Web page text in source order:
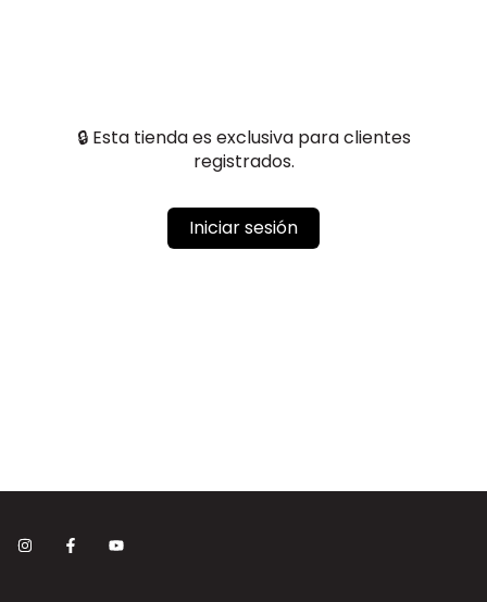
🔒 Esta tienda es exclusiva para clientes
registrados.
Iniciar sesión